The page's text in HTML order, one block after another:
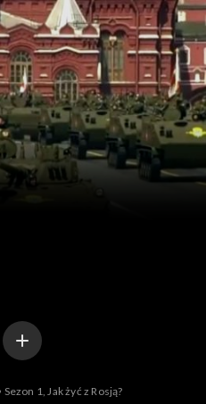
dranie
Sezon 1, Jak żyć z Rosją?